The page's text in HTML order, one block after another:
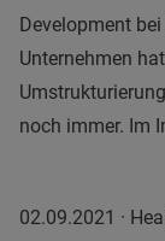
Development
Unternehmen
noch immer. Im
02.09.2021 ·